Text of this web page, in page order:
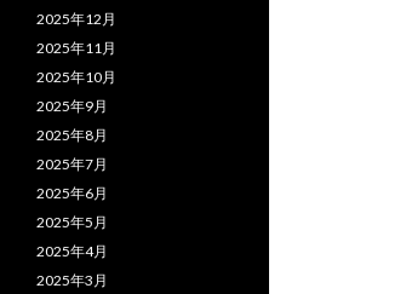
2025年12月
2025年11月
2025年10月
2025年9月
2025年8月
2025年7月
2025年6月
2025年5月
2025年4月
2025年3月